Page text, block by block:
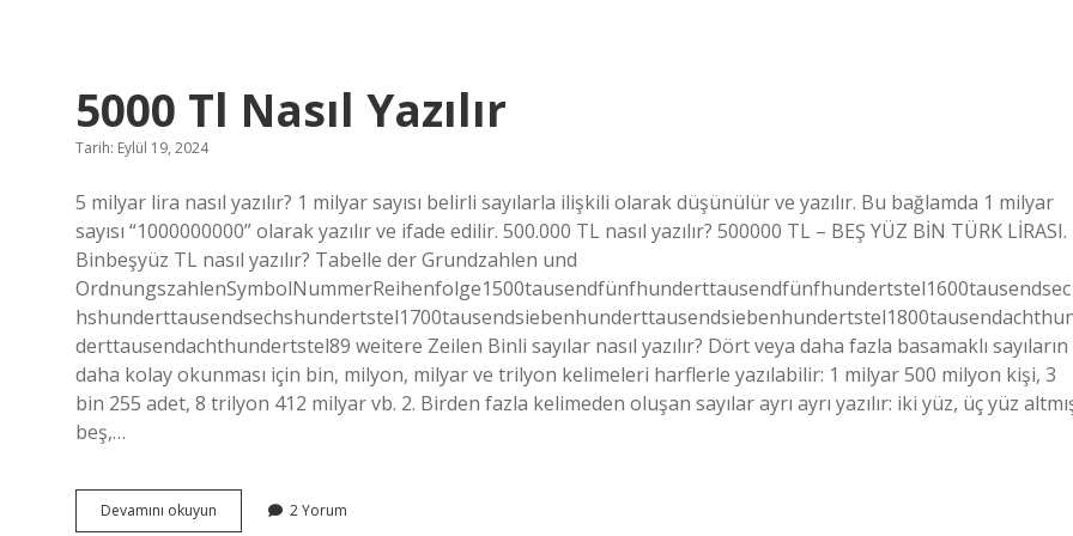
5000 Tl Nasıl Yazılır
Tarih: Eylül 19, 2024
5 milyar lira nasıl yazılır? 1 milyar sayısı belirli sayılarla ilişkili olarak düşünülür ve yazılır. Bu bağlamda 1 milyar
sayısı “1000000000” olarak yazılır ve ifade edilir. 500.000 TL nasıl yazılır? 500000 TL – BEŞ YÜZ BİN TÜRK LİRASI.
Binbeşyüz TL nasıl yazılır? Tabelle der Grundzahlen und
OrdnungszahlenSymbolNummerReihenfolge1500tausendfünfhunderttausendfünfhundertstel1600tausendsec
derttausendachthundertstel89 weitere Zeilen Binli sayılar nasıl yazılır? Dört veya daha fazla basamaklı sayıların
daha kolay okunması için bin, milyon, milyar ve trilyon kelimeleri harflerle yazılabilir: 1 milyar 500 milyon kişi, 3
bin 255 adet, 8 trilyon 412 milyar vb. 2. Birden fazla kelimeden oluşan sayılar ayrı ayrı yazılır: iki yüz, üç yüz
beş,…
Devamını okuyun
Tl
2 Yorum